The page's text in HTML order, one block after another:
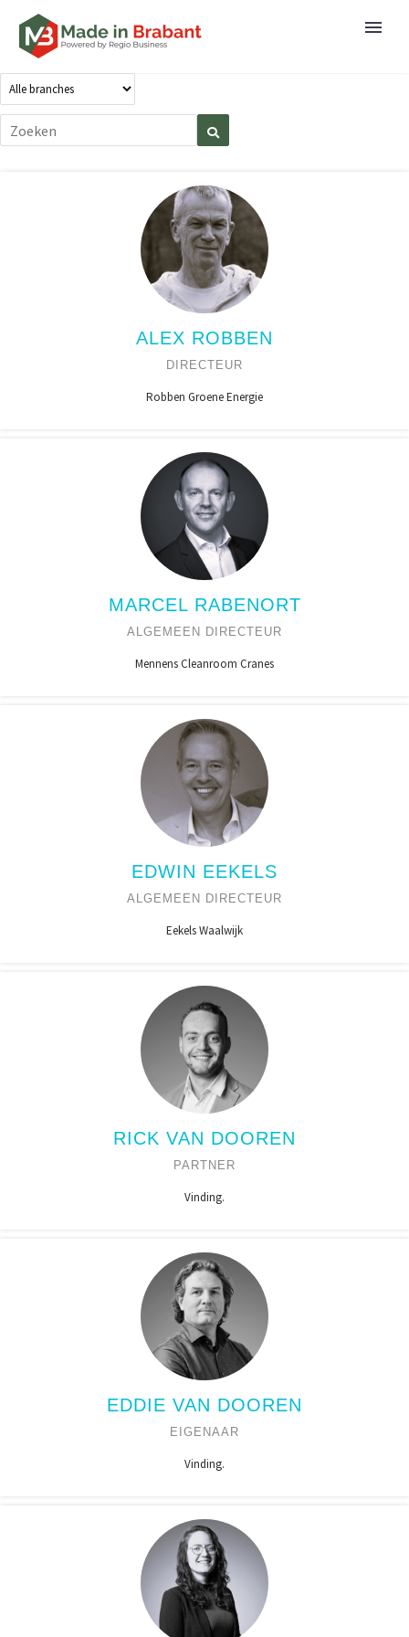
ALEX ROBBEN
DIRECTEUR
Robben Groene Energie
MARCEL RABENORT
ALGEMEEN DIRECTEUR
Mennens Cleanroom Cranes
EDWIN EEKELS
ALGEMEEN DIRECTEUR
Eekels Waalwijk
RICK VAN DOOREN
PARTNER
Vinding.
EDDIE VAN DOOREN
EIGENAAR
Vinding.